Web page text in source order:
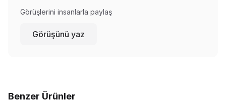
Görüşlerini insanlarla paylaş
Görüşünü yaz
Benzer Ürünler